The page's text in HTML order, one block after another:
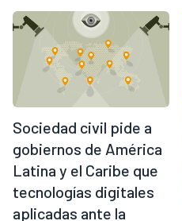
Sociedad civil pide a
gobiernos de América
Latina y el Caribe que
tecnologías digitales
aplicadas ante la